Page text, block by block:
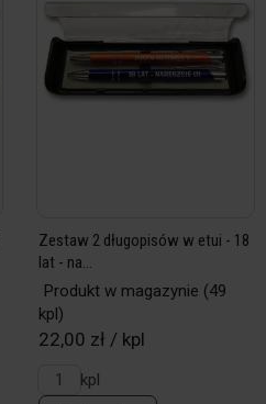
Zestaw 2 długopisów w etui - 18
lat - na...
Produkt w magazynie (49
kpl)
22,00 zł / kpl
kpl